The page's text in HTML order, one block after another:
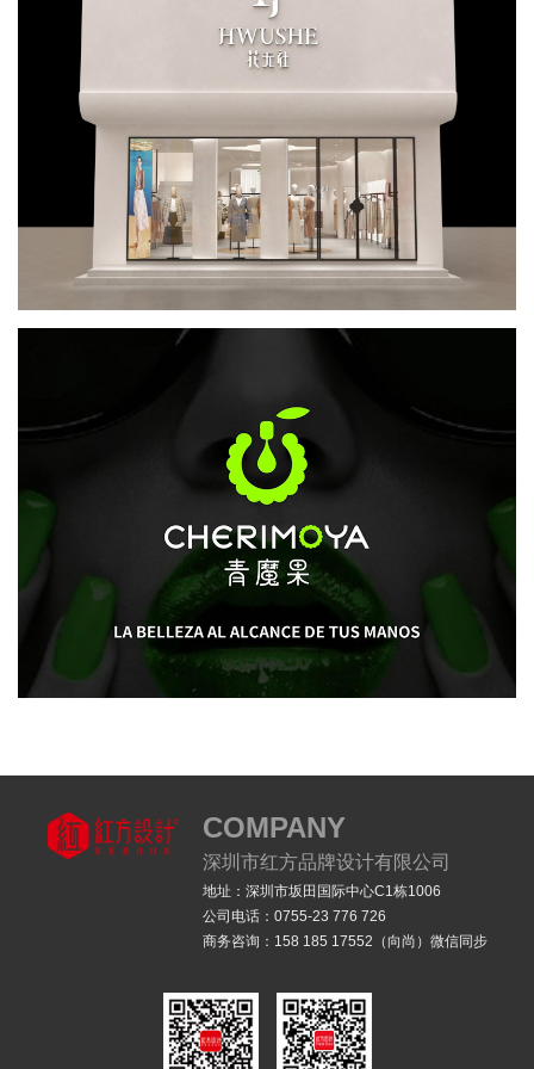
YIMAIFA-全场景鞋履品牌全案设计
品牌策划 logo设计 品牌VI设计 SI终端店铺设计
HWUSHE花无社-女装品牌设计
logo设计 品牌VI设计 品牌符号设计 SI终端店铺设计
CHERIMOYA青魔果-指甲油品牌全案设计
品牌策划 品牌符号设计
产品包装设计
品牌IP设计 品牌VI设计
COMPANY
深圳市红方品牌设计有限公司
地址：深圳市坂田国际中心C1栋1006
公司电话：0755-23 776 726
商务咨询：158 185 17552（向尚）微信同步